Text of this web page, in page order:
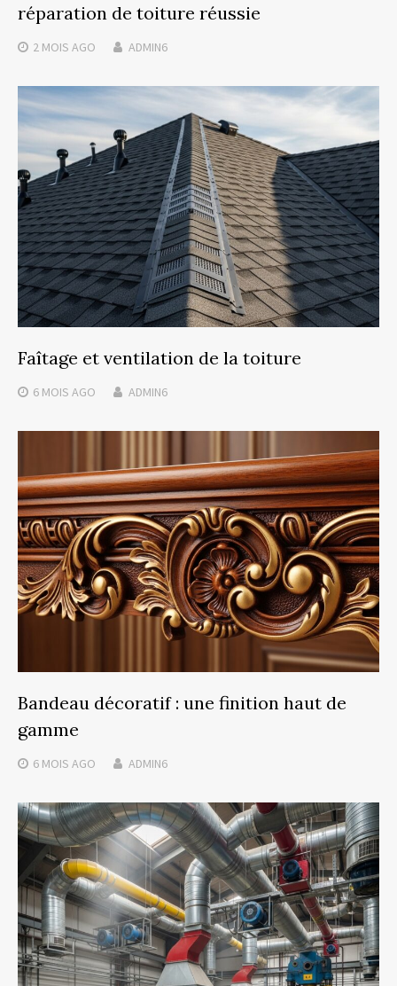
réparation de toiture réussie
2 MOIS AGO ADMIN6
Faîtage et ventilation de la toiture
6 MOIS AGO ADMIN6
Bandeau décoratif : une finition haut de
gamme
6 MOIS AGO ADMIN6